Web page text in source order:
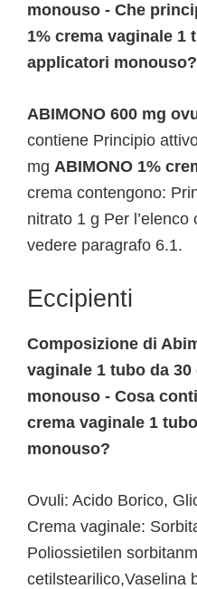
monouso - Che
1% crema vaginale 1
applicatori monouso?
ABIMONO 600 mg
contiene Principio
mg ABIMONO 1%
crema contengono:
nitrato 1 g Per
vedere paragrafo 6.1.
Eccipienti
Composizione di
vaginale 1 tubo da
monouso - Cosa
crema vaginale 1
monouso?
Ovuli: Acido Borico,
Crema vaginale:
Poliossietilen
cetilstearilico,Vaselina